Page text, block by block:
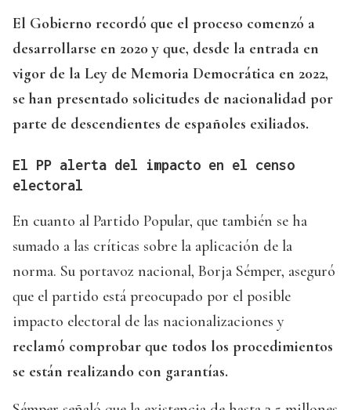
El Gobierno recordó que el proceso comenzó a
desarrollarse en 2020 y que, desde la entrada en
vigor de la Ley de Memoria Democrática en 2022,
se han presentado solicitudes de nacionalidad por
parte de descendientes de españoles exiliados.
El PP alerta del impacto en el censo
electoral
En cuanto al Partido Popular, que también se ha
sumado a las críticas sobre la aplicación de la
norma. Su portavoz nacional, Borja Sémper, aseguró
que el partido está preocupado por el posible
impacto electoral de las nacionalizaciones y
reclamó comprobar que todos los procedimientos
se están realizando con garantías.